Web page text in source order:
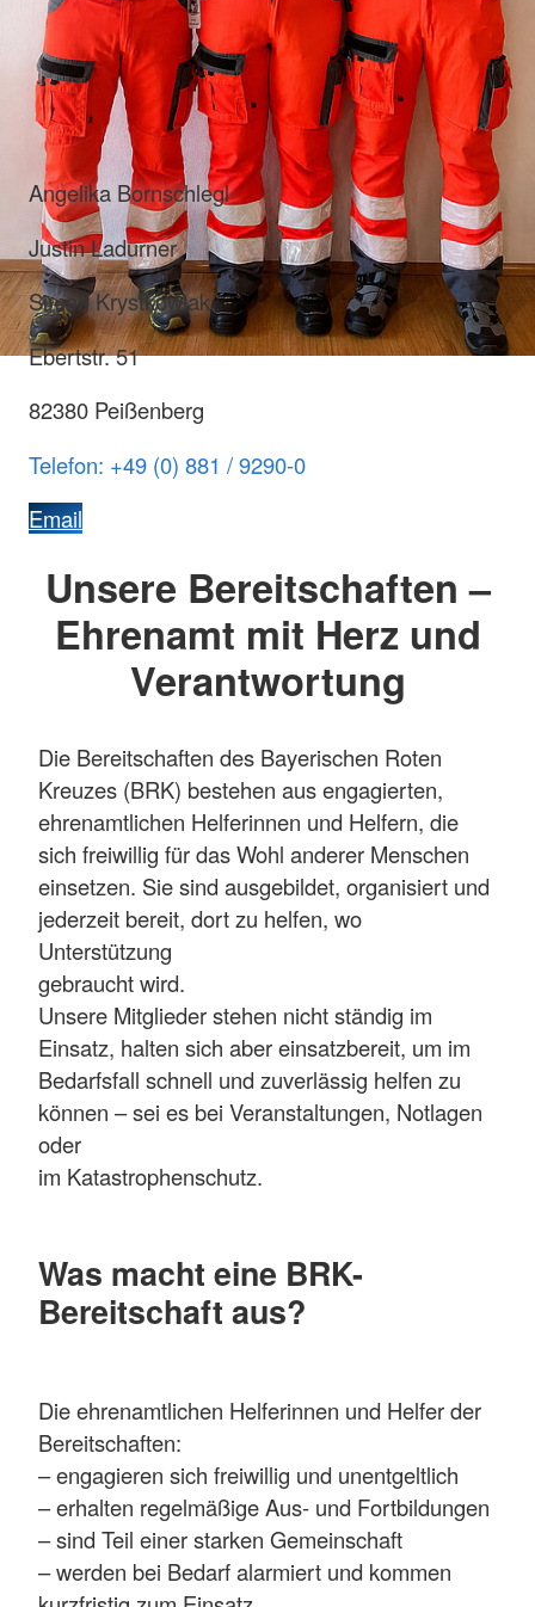
Angelika Bornschlegl
Justin Ladurner
Simon Krystkowiak
Ebertstr. 51
82380 Peißenberg
Telefon: +49 (0) 881 / 9290-0
Email
Unsere Bereitschaften –
Ehrenamt mit Herz und
Verantwortung
Die Bereitschaften des Bayerischen Roten
Kreuzes (BRK) bestehen aus engagierten,
ehrenamtlichen Helferinnen und Helfern, die
sich freiwillig für das Wohl anderer Menschen
einsetzen. Sie sind ausgebildet, organisiert und
jederzeit bereit, dort zu helfen, wo
Unterstützung
gebraucht wird.
Unsere Mitglieder stehen nicht ständig im
Einsatz, halten sich aber einsatzbereit, um im
Bedarfsfall schnell und zuverlässig helfen zu
können – sei es bei Veranstaltungen, Notlagen
oder
im Katastrophenschutz.
Was macht eine BRK-
Bereitschaft aus?
Die ehrenamtlichen Helferinnen und Helfer der
Bereitschaften:
– engagieren sich freiwillig und unentgeltlich
– erhalten regelmäßige Aus- und Fortbildungen
– sind Teil einer starken Gemeinschaft
– werden bei Bedarf alarmiert und kommen